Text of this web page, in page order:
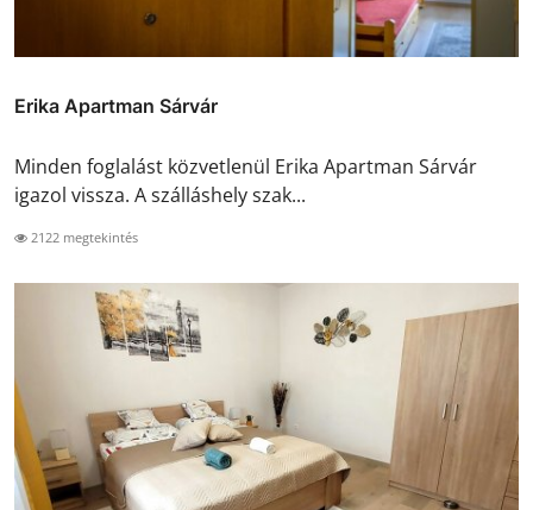
Erika Apartman Sárvár
Minden foglalást közvetlenül Erika Apartman Sárvár
igazol vissza. A szálláshely szak...
2122 megtekintés